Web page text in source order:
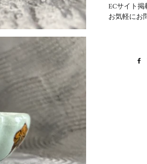
ECサイト
お気軽にお